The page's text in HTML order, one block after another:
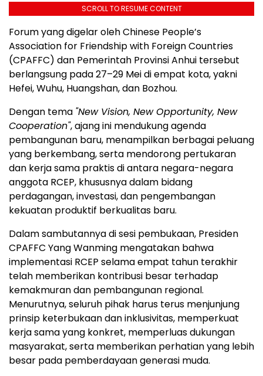
SCROLL TO RESUME CONTENT
Forum yang digelar oleh Chinese People’s
Association for Friendship with Foreign Countries
(CPAFFC) dan Pemerintah Provinsi Anhui tersebut
berlangsung pada 27–29 Mei di empat kota, yakni
Hefei, Wuhu, Huangshan, dan Bozhou.
Dengan tema "New Vision, New Opportunity, New
Cooperation", ajang ini mendukung agenda
pembangunan baru, menampilkan berbagai peluang
yang berkembang, serta mendorong pertukaran
dan kerja sama praktis di antara negara-negara
anggota RCEP, khususnya dalam bidang
perdagangan, investasi, dan pengembangan
kekuatan produktif berkualitas baru.
Dalam sambutannya di sesi pembukaan, Presiden
CPAFFC Yang Wanming mengatakan bahwa
implementasi RCEP selama empat tahun terakhir
telah memberikan kontribusi besar terhadap
kemakmuran dan pembangunan regional.
Menurutnya, seluruh pihak harus terus menjunjung
prinsip keterbukaan dan inklusivitas, memperkuat
kerja sama yang konkret, memperluas dukungan
masyarakat, serta memberikan perhatian yang lebih
besar pada pemberdayaan generasi muda.